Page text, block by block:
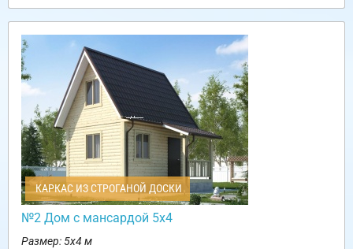
КАРКАС ИЗ СТРОГАНОЙ ДОСКИ
№2 Дом с мансардой 5х4
Размер: 5х4 м